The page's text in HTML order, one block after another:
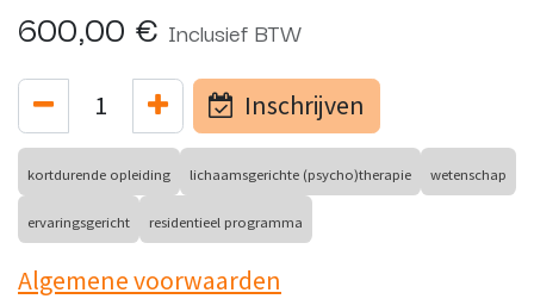
600,00 € Inclusief BTW
Inschrijven
kortdurende opleiding lichaamsgerichte (psycho)therapie wetenschap
ervaringsgericht residentieel programma
Algemene voorwaarden